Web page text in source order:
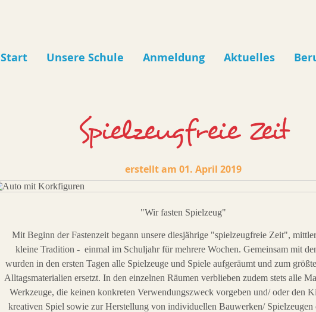
Start Unsere Schule Anmeldung Aktuelles
Spielzeugfreie Zeit
01. April 2019
"Wir fasten Spielzeug"
Mit Beginn der Fastenzeit begann unsere diesjährige "spielzeugfreie Zeit",
kleine Tradition - einmal im Schuljahr für mehrere Wochen. Gemeinsam mit
wurden in den ersten Tagen alle Spielzeuge und Spiele aufgeräumt und zum
Alltagsmaterialien ersetzt. In den einzelnen Räumen verblieben zudem stets alle
Werkzeuge, die keinen konkreten Verwendungszweck vorgeben und/ oder den
kreativen Spiel sowie zur Herstellung von individuellen Bauwerken/ Spielzeugen